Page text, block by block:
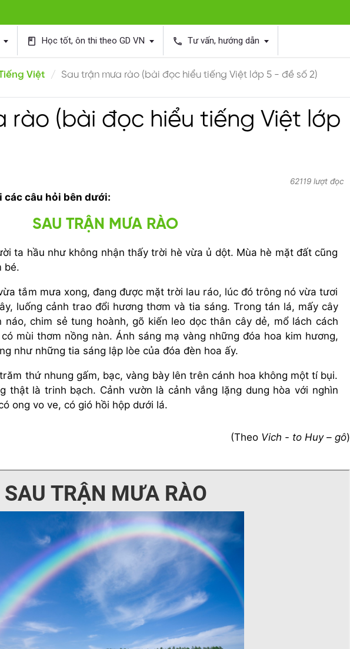
book Học tốt, ôn thi theo GD VN phone Tư vấn, hướng dẫn
Việt Sau trận mưa rào (bài đọc hiểu tiếng Việt lớp 5 - đề số 2)
rào (bài đọc hiểu tiếng Việt lớp
62119 lượt đọc
các câu hỏi bên dưới:
SAU TRẬN MƯA RÀO
ta hầu như không nhận thấy trời hè vừa ủ dột. Mùa hè mặt đất cũng
bé.
tắm mưa xong, đang được mặt trời lau ráo, lúc đó trông nó vừa tươi
luống cảnh trao đổi hương thơm và tia sáng. Trong tán lá, mấy cây
náo, chim sẻ tung hoành, gõ kiến leo dọc thân cây dẻ, mổ lách cách
mùi thơm nồng nàn. Ánh sáng mạ vàng những đóa hoa kim hương,
như những tia sáng lập lòe của đóa đèn hoa ấy.
thứ nhung gấm, bạc, vàng bày lên trên cánh hoa không một tí bụi.
thật là trinh bạch. Cảnh vườn là cảnh vắng lặng dung hòa với nghìn
ong vo ve, có gió hồi hộp dưới lá.
(Theo Vich - to Huy – gô)